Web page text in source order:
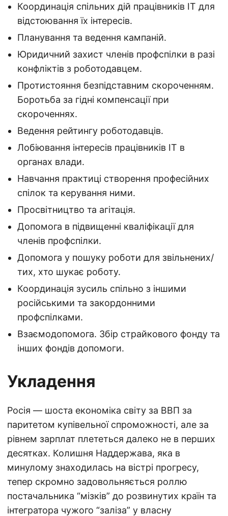
Координація спільних дій працівників ІТ для
відстоювання їх інтересів.
Планування та ведення кампаній.
Юридичний захист членів профспілки в разі
конфліктів з роботодавцем.
Протистояння безпідставним скороченням.
Боротьба за гідні компенсації при
скороченнях.
Ведення рейтингу роботодавців.
Лобіювання інтересів працівників ІТ в
органах влади.
Навчання практиці створення професійних
спілок та керування ними.
Просвітництво та агітація.
Допомога в підвищенні кваліфікації для
членів профспілки.
Допомога у пошуку роботи для звільнених/
тих, хто шукає роботу.
Координація зусиль спільно з іншими
російськими та закордонними
профспілками.
Взаємодопомога. Збір страйкового фонду та
інших фондів допомоги.
Укладення
Росія — шоста економіка світу за ВВП за
паритетом купівельної спроможності, але за
рівнем зарплат плететься далеко не в перших
десятках. Колишня Наддержава, яка в
минулому знаходилась на вістрі прогресу,
тепер скромно задовольняється роллю
постачальника “мізків” до розвинутих країн та
інтегратора чужого “заліза” у власну